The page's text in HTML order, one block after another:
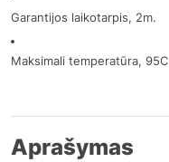
Garantijos laikotarpis, 2m.
Maksimali temperatūra, 95C
Aprašymas